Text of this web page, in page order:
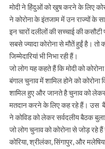
मोदी ने हिंदुओं को खुष करने के लिए
ने कोरोना के इंतजाम में उन राज्यों के
इन चारों दलीलों की सच्चाई की
सबसे ज्यादा कोरोना से मौतें हुईं है। तो
जिम्मेदारियां भी निभा रही हैं।
जो लोग यह कहते हैं कि मोदी को
बंगाल चुनाव में शामिल होने को
शामिल हुए और जानते है चुनाव को लेकर
मतदान करने के लिए कह रहे हैं। उस
ने कोविड को लेकर सर्वदलीय बैठक
जो लोग चुनाव को कोरोना से जोड़ रहे
कोरिया, श्रीलंका, सिंगापुर, और